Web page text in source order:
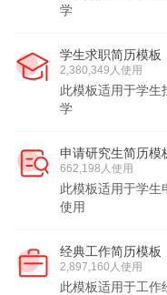
学
学生求职简历模板
2,380,349人使用
此模板适用于学生
学
申请研究生简历模
662,198人使用
此模板适用于学生
使用
经典工作简历模板
2,897,160人使用
此模板适用于工作